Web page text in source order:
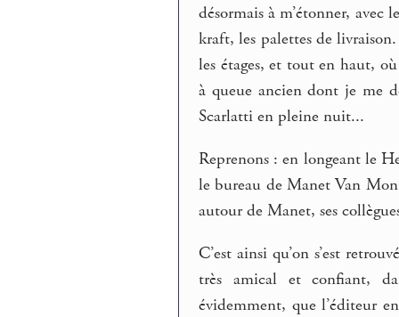
désormais à m’étonner,
kraft, les palettes de
les étages, et tout en haut,
à queue ancien dont je me
Scarlatti en pleine nuit...
Reprenons : en longeant le
le bureau de Manet Van
autour de Manet, ses
C’est ainsi qu’on s’est
très amical et confiant,
évidemment, que l’éditeur